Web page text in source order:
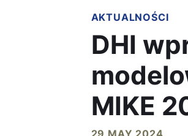
AKTUALNOŚCI
DHI
MIKE
29 MAY 2024